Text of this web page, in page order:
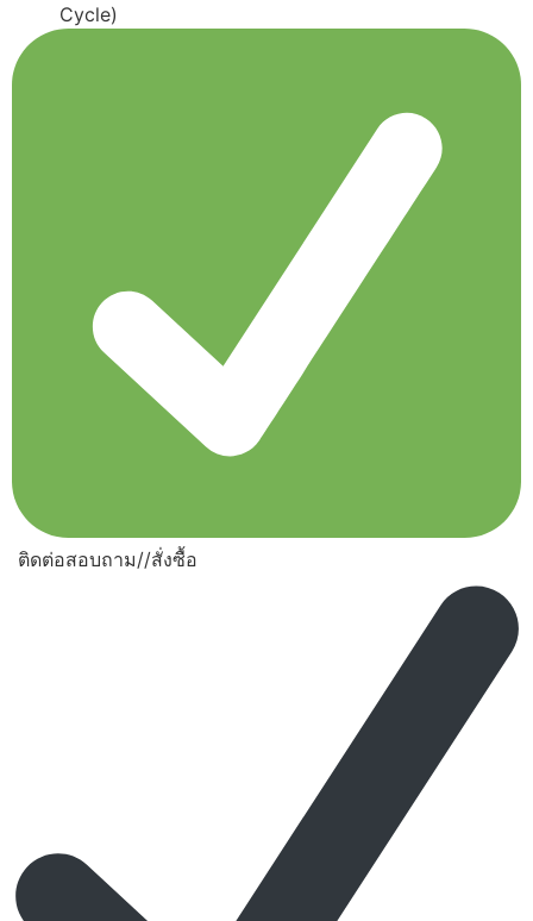
Cycle)
ติดต่อสอบถาม//สั่งซื้อ